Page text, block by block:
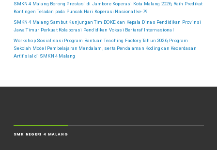
SMKN 4 Malang Borong Prestasi di Jambore Koperasi Kota Malang 2026, Raih Predikat
Kontingen Teladan pada Puncak Hari Koperasi Nasional ke-79
SMKN 4 Malang Sambut Kunjungan Tim BOKE dan Kepala Dinas Pendidikan Provinsi
Jawa Timur Perkuat Kolaborasi Pendidikan Vokasi Bertaraf Internasional
Workshop Sosialisasi Program Bantuan Teaching Factory Tahun 2026, Program
Sekolah Model Pembelajaran Mendalam, serta Pendalaman Koding dan Kecerdasan
Artifisial di SMKN 4 Malang
SMK NEGERI 4 MALANG